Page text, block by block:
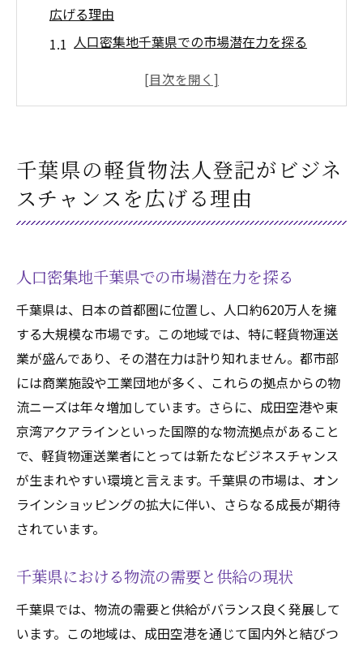
広げる理由
人口密集地千葉県での市場潜在力を探る
千葉県における物流の需要と供給の現状
法
地域密着型サービスのメリットと展望
軽貨物法人化のメリットとは？千葉県での事例
千葉県で法人化が促進するビジネス成長事
例
法人化による税務優遇措置の具体例
地域企業とのパートナーシップ成功事例
個人事業からの法人化で得られる信用度
千葉県での経営資源最適化の取り組み
法人化がもたらす法的保護とその重要性
千葉県での軽貨物法人登記がもたらす市場拡大
の可能性
地域特性を活かした事業拡大戦略
法人登記によるブランド力強化の実現
千葉県でのオンラインビジネス拡大の一手
競合他社との差別化戦略の考察
千葉県の軽貨物法人登記がビジネ
スチャンスを広げる理由
人口密集地千葉県での市場潜在力を探る
千葉県は、日本の首都圏に位置し、人口約620万人を擁
する大規模な市場です。この地域では、特に軽貨物運送
業が盛んであり、その潜在力は計り知れません。都市部
には商業施設や工業団地が多く、これらの拠点からの物
流ニーズは年々増加しています。さらに、成田空港や東
京湾アクアラインといった国際的な物流拠点があること
で、軽貨物運送業者にとっては新たなビジネスチャンス
が生まれやすい環境と言えます。千葉県の市場は、オン
ラインショッピングの拡大に伴い、さらなる成長が期待
されています。
千葉県における物流の需要と供給の現状
千葉県では、物流の需要と供給がバランス良く発展して
います。この地域は、成田空港を通じて国内外と結びつ